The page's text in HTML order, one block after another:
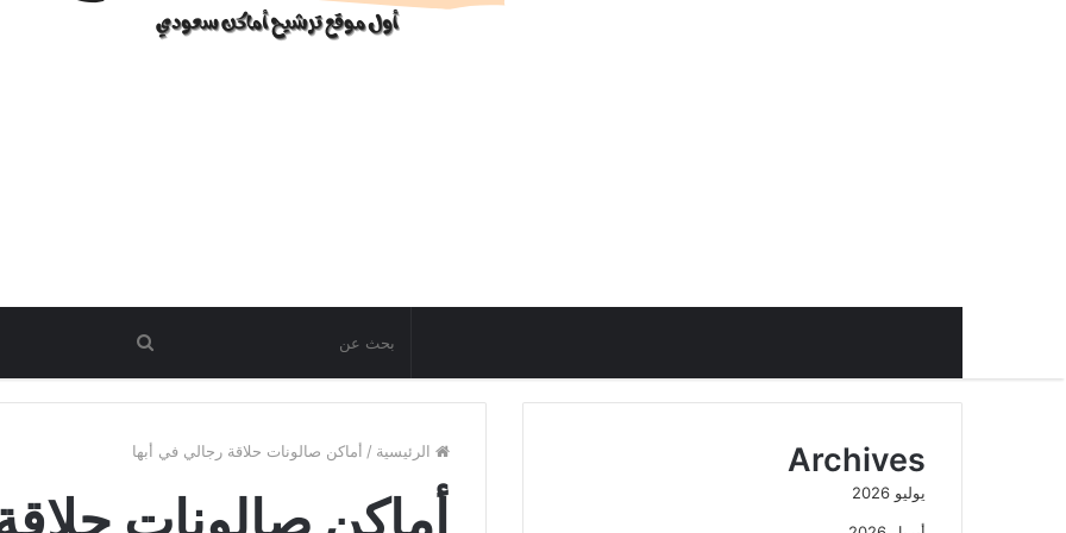
الرئيسية / أماكن صالونات حلاقة رجالي في أبها
أماكن صالونات
Archives
يوليو 2026